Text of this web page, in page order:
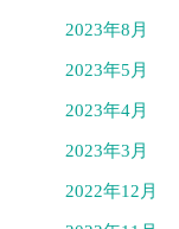
2023年8月
2023年5月
2023年4月
2023年3月
2022年12月